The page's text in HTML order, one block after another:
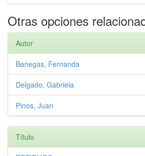
Otras opciones
Autor
Banegas, Fernanda
Delgado, Gabriela
Pinos, Juan
Título